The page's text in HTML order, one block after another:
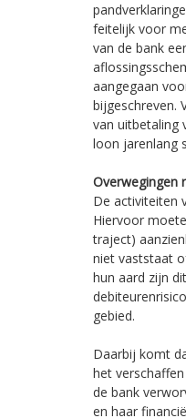
feitelijk voor
van de bank
aangegaan
bijgeschreven.
van uitbetaling
loon jarenlang
Overwegingen
De activiteiten
Hiervoor
traject)
niet vaststaat
hun aard zijn
gebied.
Daarbij komt
het
de bank
en haar